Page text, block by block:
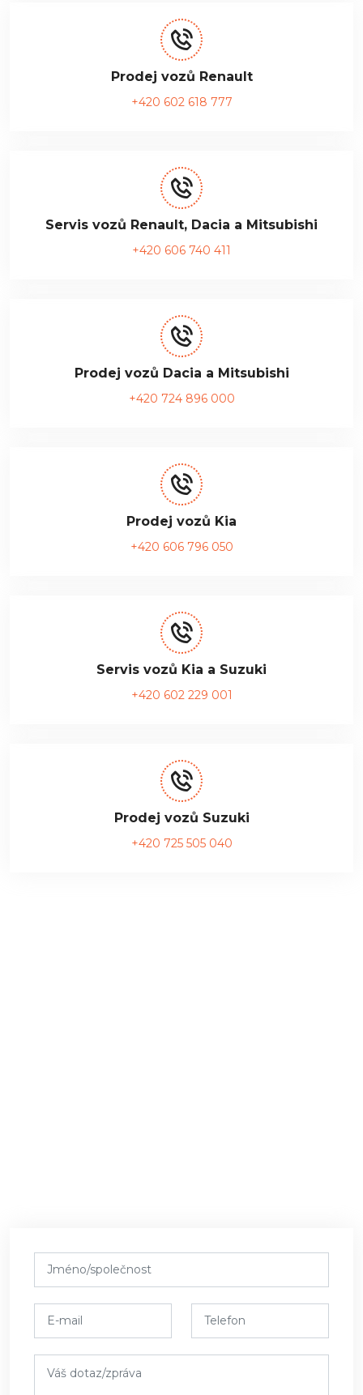
Prodej vozů Renault
+420 602 618 777
Servis vozů Renault, Dacia a Mitsubishi
+420 606 740 411
Prodej vozů Dacia a Mitsubishi
+420 724 896 000
Prodej vozů Kia
+420 606 796 050
Servis vozů Kia a Suzuki
+420 602 229 001
Prodej vozů Suzuki
+420 725 505 040